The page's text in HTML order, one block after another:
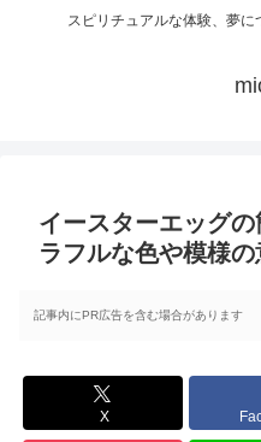
スピリチュアルな体験、夢
イースターエッグ
ラフルな色や模様の
記事内にPR広告を含む場合があります
X